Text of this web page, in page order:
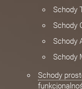
Schody
Schody
Schody
Schody
Schody